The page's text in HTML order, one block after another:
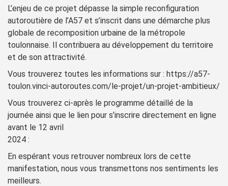
L’enjeu de ce projet dépasse la simple reconfiguration
autoroutière de l’A57 et s’inscrit dans une démarche plus
globale de recomposition urbaine de la métropole
toulonnaise. Il contribuera au développement du territoire
et de son attractivité.
Vous trouverez toutes les informations sur : https://a57-
toulon.vinci-autoroutes.com/le-projet/un-projet-ambitieux/
Vous trouverez ci-après le programme détaillé de la
journée ainsi que le lien pour s’inscrire directement en ligne
avant le 12 avril
2024 :
En espérant vous retrouver nombreux lors de cette
manifestation, nous vous transmettons nos sentiments les
meilleurs.